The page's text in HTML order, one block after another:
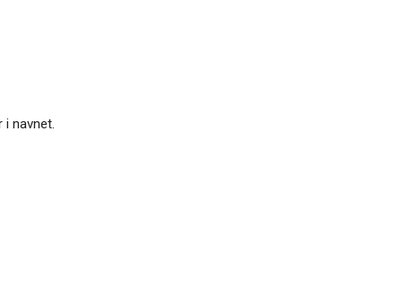
navnet.